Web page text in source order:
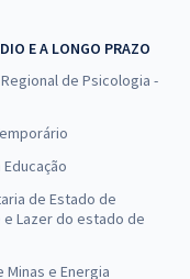
E A LONGO PRAZO
Regional de Psicologia -
de Estado de
e Lazer do estado de
Minas e Energia